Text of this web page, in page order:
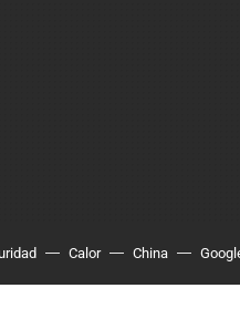
Calor China